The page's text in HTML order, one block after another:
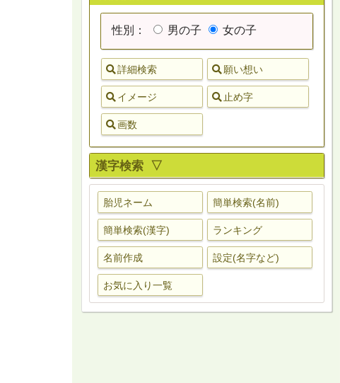
性別： 男の子 女の子
詳細検索 願い想い
イメージ 止め字
画数
漢字検索 ▽
胎児ネーム 簡単検索(名前)
簡単検索(漢字) ランキング
名前作成 設定(名字など)
お気に入り一覧